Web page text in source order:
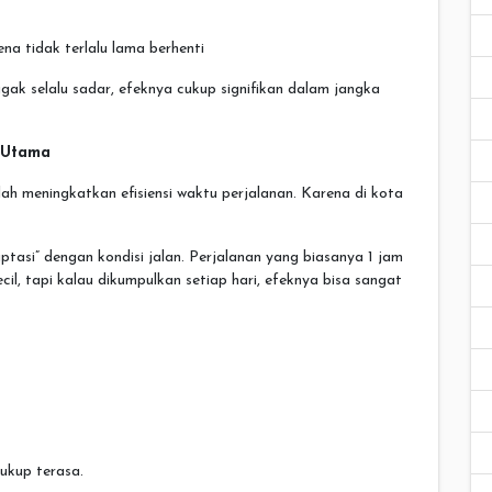
tidak terlalu lama berhenti
selalu sadar, efeknya cukup signifikan dalam jangka
meningkatkan efisiensi waktu perjalanan. Karena di kota
dengan kondisi jalan. Perjalanan yang biasanya 1 jam
tapi kalau dikumpulkan setiap hari, efeknya bisa sangat
terasa.